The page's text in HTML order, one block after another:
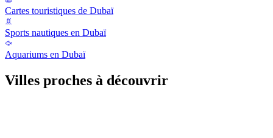
Cartes touristiques de Dubaï
Sports nautiques en Dubaï
Aquariums en Dubaï
Villes proches à découvrir